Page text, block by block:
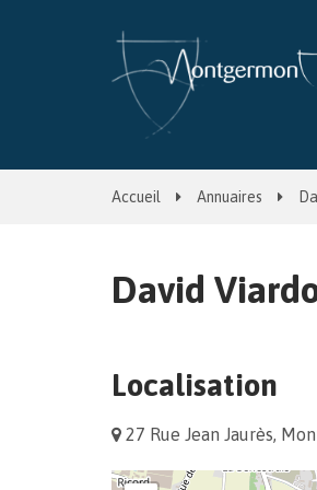
Accueil Annuaires
David
Localisation
27 Rue Jean Jaurès,